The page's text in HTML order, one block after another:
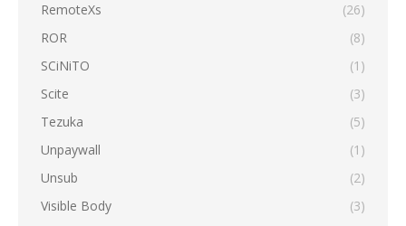
RemoteXs
(26)
ROR
(8)
SCiNiTO
(1)
Scite
(3)
Tezuka
(5)
Unpaywall
(1)
Unsub
(2)
Visible Body
(3)